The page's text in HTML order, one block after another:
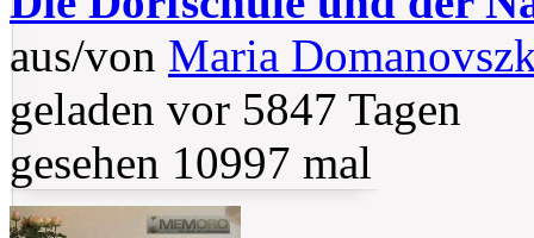
aus/von Maria
geladen vor 5847 Tagen
gesehen 10997 mal